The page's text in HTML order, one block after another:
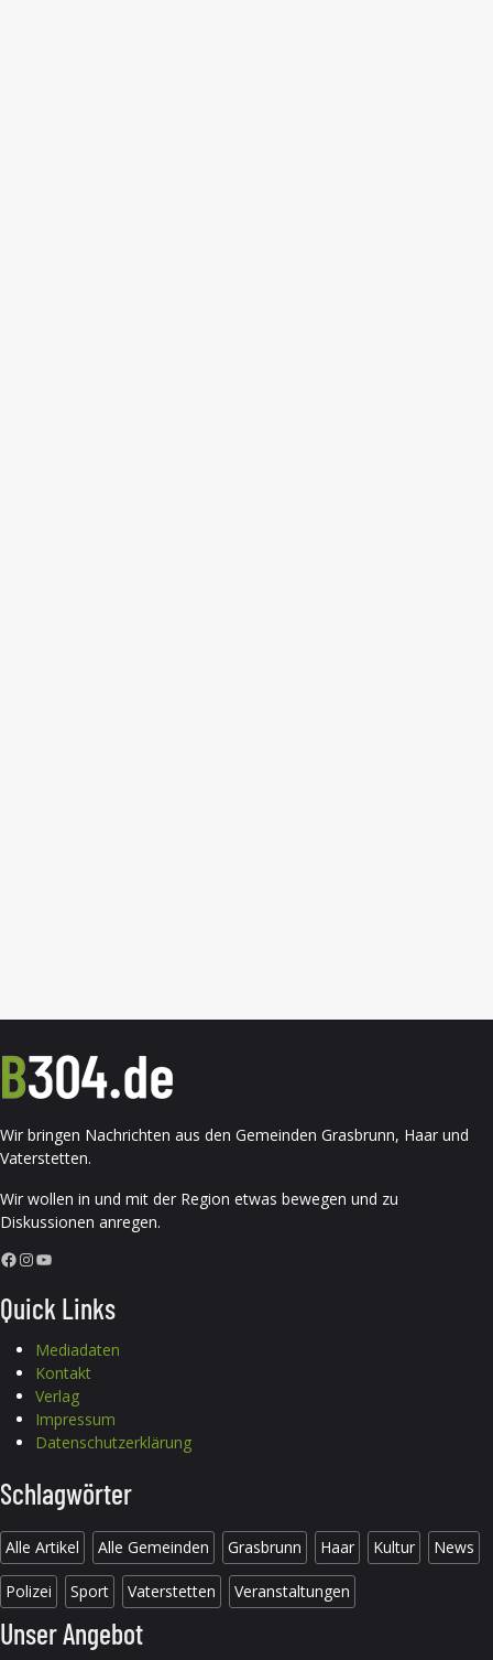
Wir bringen Nachrichten aus den Gemeinden Grasbrunn, Haar und
Vaterstetten.
Wir wollen in und mit der Region etwas bewegen und zu
Diskussionen anregen.
Facebook InstagramYouTube
Quick Links
Mediadaten
Kontakt
Verlag
Impressum
Datenschutzerklärung
Schlagwörter
Alle Artikel Alle Gemeinden Grasbrunn Haar Kultur News
Polizei Sport Vaterstetten Veranstaltungen
Unser Angebot